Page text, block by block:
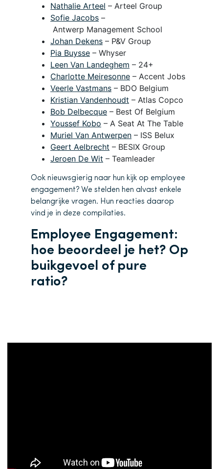
Nathalie Arteel – Arteel Group
Sofie Jacobs –
Antwerp Management School
Johan Dekens – P&V Group
Pia Buysse – Whyser
Leen Van Landeghem – 24+
Charlotte Meiresonne – Accent Jobs
Veerle Vastmans – BDO Belgium
Kristian Vandenhoudt – Atlas Copco
Bob Delbecque – Best Of Belgium
Youssef Kobo – A Seat At The Table
Muriel Van Antwerpen – ISS Belux
Geert Aelbrecht – BESIX Group
Jeroen De Wit – Teamleader
Ook nieuwsgierig naar hun kijk op employee
engagement? We stelden hen alvast enkele
belangrijke vragen. Hun reacties daarop
vind je in deze compilaties.
Employee Engagement:
hoe beoordeel je het? Op
buikgevoel of pure
ratio?